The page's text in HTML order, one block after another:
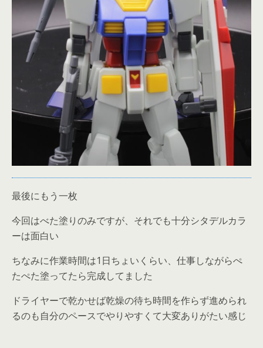
最後にもう一枚
今回はべた塗りのみですが、それでも十分シタデルカラ
ーは面白い
ちなみに作業時間は1日ちょいくらい、仕事しながらぺ
たぺた塗ってたら完成してました
ドライヤーで乾かせば乾燥の待ち時間を作らず進められ
るのも自分のペースでやりやすくて大変ありがたい感じ